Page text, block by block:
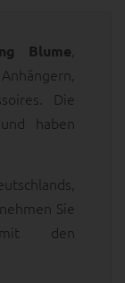
Blume
Die
haben
Sie
den